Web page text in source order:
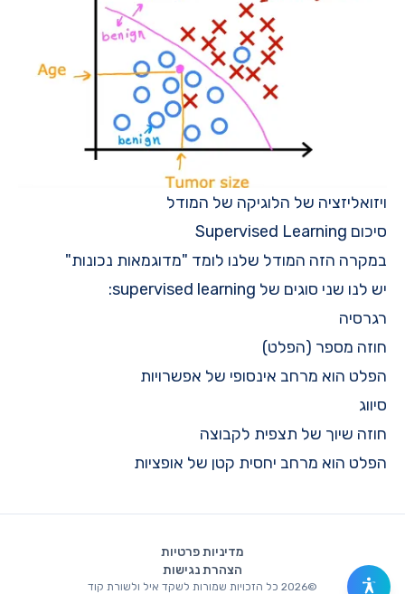
ויזואליזציה של הלוגיקה של המודל
סיכום Supervised Learning
במקרה הזה המודל שלנו לומד "מדוגמאות נכונות"
יש לנו שני סוגים של supervised learning:
רגרסיה
חוזה מספר (הפלט)
הפלט הוא מרחב אינסופי של אפשרויות
סיווג
חוזה שיוך של תצפית לקבוצה
הפלט הוא מרחב יחסית קטן של אופציות
מדיניות פרטיות
הצהרת נגישות
©
2026 כל הזכויות שמורות לשקד איל ולשורת קוד